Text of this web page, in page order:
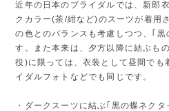
近年の日本のブライダルでは、新郎
クカラー(茶/紺など)のスーツが着用
の色とのバランスも考慮しつつ、｢黒
す。また本来は、夕方以降に結ぶも
役)に限っては、衣装として昼間でも
イダルフォトなどでも同じです。
・ダークスーツに結ぶ｢黒の蝶ネクタ